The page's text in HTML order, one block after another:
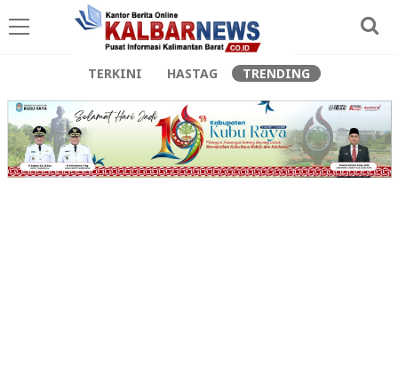
TERKINI HASTAG TRENDING